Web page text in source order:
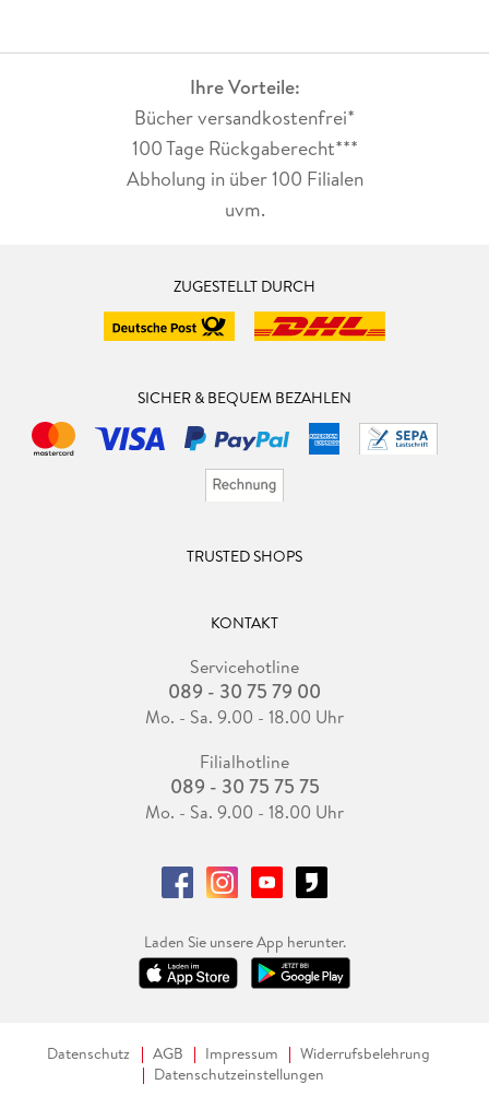
Ihre Vorteile:
Bücher versandkostenfrei*
100 Tage Rückgaberecht***
Abholung in über 100 Filialen
uvm.
ZUGESTELLT DURCH
SICHER & BEQUEM BEZAHLEN
TRUSTED SHOPS
KONTAKT
Servicehotline
089 - 30 75 79 00
Mo. - Sa. 9.00 - 18.00 Uhr
Filialhotline
089 - 30 75 75 75
Mo. - Sa. 9.00 - 18.00 Uhr
Laden Sie unsere App herunter.
Datenschutz AGB Impressum
Widerrufsbelehrung
Datenschutzeinstellungen